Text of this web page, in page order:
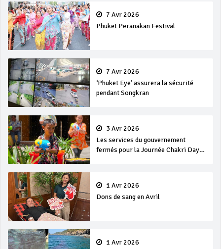
7 Avr 2026
Phuket Peranakan Festival
7 Avr 2026
‘Phuket Eye’ assurera la sécurité
pendant Songkran
3 Avr 2026
Les services du gouvernement
fermés pour la Journée Chakri Day
1 Avr 2026
Dons de sang en Avril
1 Avr 2026